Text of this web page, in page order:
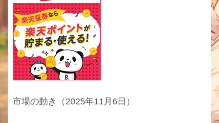
市場の動き（2025年11月6日）